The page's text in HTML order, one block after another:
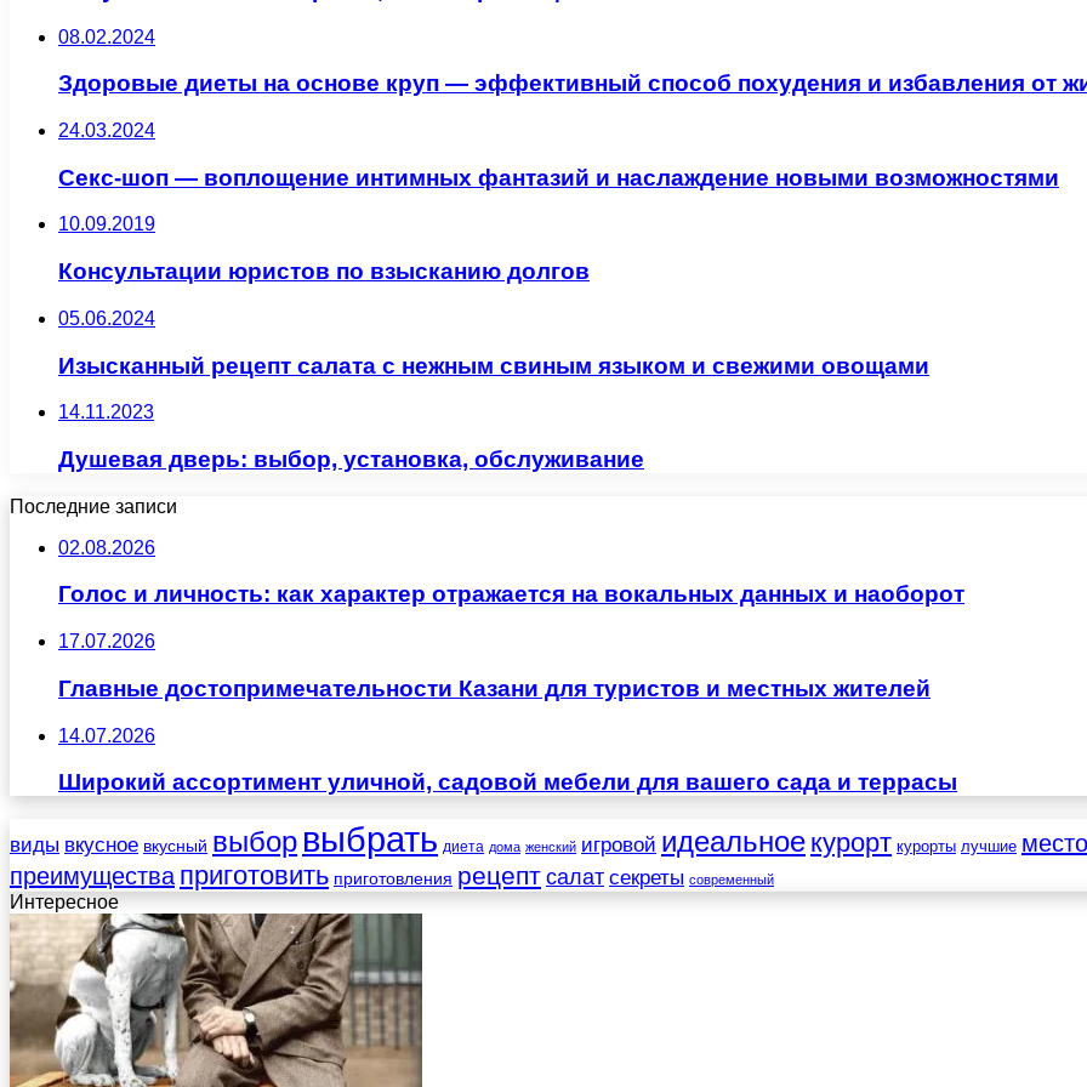
08.02.2024
Здоровые диеты на основе круп — эффективный способ похудения и избавления от
24.03.2024
Секс-шоп — воплощение интимных фантазий и наслаждение новыми возможностями
10.09.2019
Консультации юристов по взысканию долгов
05.06.2024
Изысканный рецепт салата с нежным свиным языком и свежими овощами
14.11.2023
Душевая дверь: выбор, установка, обслуживание
Последние записи
02.08.2026
Голос и личность: как характер отражается на вокальных данных и наоборот
17.07.2026
Главные достопримечательности Казани для туристов и местных жителей
14.07.2026
Широкий ассортимент уличной, садовой мебели для вашего сада и террасы
виды вкусное вкусный выбор выбрать диета дома женский игровой идеальное курорт курорты лучшие место
преимущества приготовить приготовления рецепт салат секреты современный
Интересное